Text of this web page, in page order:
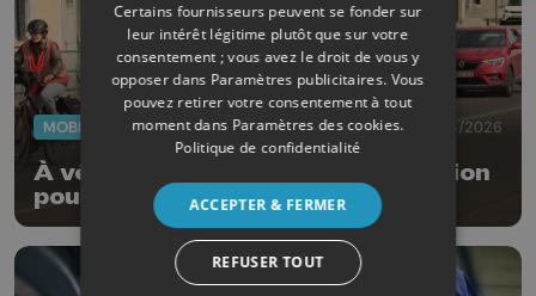
MOBILITÉ 11/04/2026
À vélo dans le trafic : une formation
pour gagner en confiance
Certains fournisseurs peuvent se fonder sur
leur intérêt légitime plutôt que sur votre
consentement ; vous avez le droit de vous y
opposer dans Paramètres publicitaires. Vous
pouvez retirer votre consentement à tout
moment dans Paramètres des cookies.
Politique de confidentialité
ACCEPTER & FERMER
REFUSER TOUT